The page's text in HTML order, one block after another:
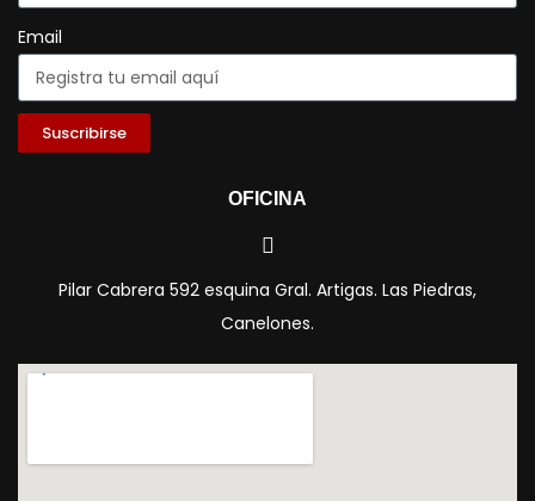
Email
Suscribirse
OFICINA
Pilar Cabrera 592 esquina Gral. Artigas. Las Piedras,
Canelones.